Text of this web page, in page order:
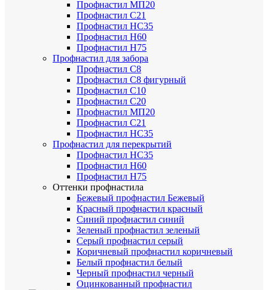
Профнастил МП20
Профнастил С21
Профнастил НС35
Профнастил Н60
Профнастил Н75
Профнастил для забора
Профнастил С8
Профнастил С8 фигурный
Профнастил С10
Профнастил С20
Профнастил МП20
Профнастил С21
Профнастил НС35
Профнастил для перекрытий
Профнастил НС35
Профнастил Н60
Профнастил Н75
Оттенки профнастила
Бежевый профнастил Бежевый
Красный профнастил красный
Синий профнастил синий
Зеленый профнастил зеленый
Серый профнастил серый
Коричневый профнастил коричневый
Белый профнастил белый
Черный профнастил черный
Оцинкованный профнастил